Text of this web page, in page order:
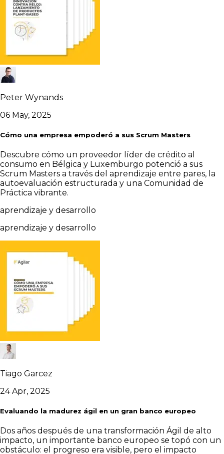
Peter Wynands
06 May, 2025
Cómo una empresa empoderó a sus Scrum Masters
Descubre cómo un proveedor líder de crédito al
consumo en Bélgica y Luxemburgo potenció a sus
Scrum Masters a través del aprendizaje entre pares, la
autoevaluación estructurada y una Comunidad de
Práctica vibrante.
aprendizaje y desarrollo
aprendizaje y desarrollo
Tiago Garcez
24 Apr, 2025
Evaluando la madurez ágil en un gran banco europeo
Dos años después de una transformación Ágil de alto
impacto, un importante banco europeo se topó con un
obstáculo: el progreso era visible, pero el impacto